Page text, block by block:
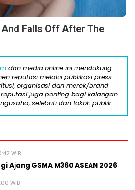
And Falls Off After The
dan media online ini mendukung
reputasi melalui publikasi press
organisasi dan merek/brand
juga penting bagi kalangan
selebriti dan tokoh publik.
WIB
Ajang GSMA M360 ASEAN 2026
WIB